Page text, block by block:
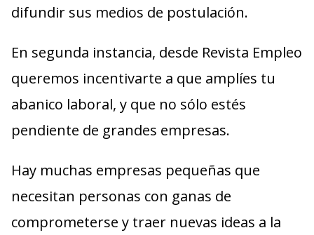
difundir sus medios de postulación.
En segunda instancia, desde Revista Empleo
queremos incentivarte a que amplíes tu
abanico laboral, y que no sólo estés
pendiente de grandes empresas.
Hay muchas empresas pequeñas que
necesitan personas con ganas de
comprometerse y traer nuevas ideas a la